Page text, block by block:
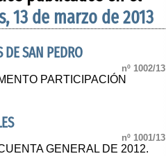
13 de marzo de 2013
DE SAN PEDRO
nº 1002/13
PARTICIPACIÓN
nº 1001/13
GENERAL DE 2012.